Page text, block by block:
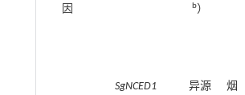
因
b）
SgNCED1
异源
烟